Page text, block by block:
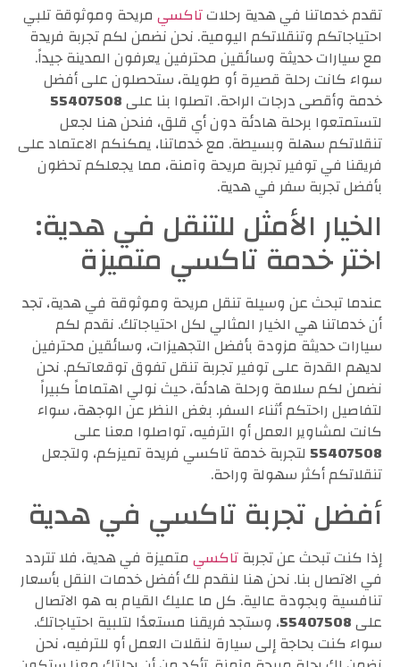
تقدم خدماتنا في هدية رحلاتتاكسيمريحة وموثوقة تلبي
احتياجاتكم وتنقلاتكم اليومية. نحن نضمن لكم تجربة فريدة
مع سيارات حديثة وسائقين محترفين يعرفون المدينة جيداً.
سواء كانت رحلة قصيرة أو طويلة، ستحصلون على أفضل
خدمة وأقصى درجات الراحة. اتصلوا بنا على55407508
لتستمتعوا برحلة هادئة دون أي قلق، فنحن هنا لجعل
تنقلاتكم سهلة وبسيطة. مع خدماتنا، يمكنكم الاعتماد على
فريقنا في توفير تجربة مريحة وآمنة، مما يجعلكم تحظون
بأفضل تجربة سفر في هدية.
الخيار الأمثل للتنقل في هدية:
اختر خدمة تاكسي متميزة
عندما تبحث عن وسيلة تنقل مريحة وموثوقة في هدية، تجد
أن خدماتنا هي الخيار المثالي لكل احتياجاتك. نقدم لكم
سيارات حديثة مزودة بأفضل التجهيزات، وسائقين محترفين
لديهم القدرة على توفير تجربة تنقل تفوق توقعاتكم. نحن
نضمن لكم سلامة ورحلة هادئة، حيث نولي اهتماماً كبيراً
لتفاصيل راحتكم أثناء السفر. بغض النظر عن الوجهة، سواء
كانت لمشاوير العمل أو الترفيه، تواصلوا معنا على
55407508لتجربة خدمة تاكسي فريدة تميزكم، ولتجعل
تنقلاتكم أكثر سهولة وراحة.
أفضل تجربة تاكسي في هدية
إذا كنت تبحث عن تجربةتاكسيمتميزة في هدية، فلا تتردد
في الاتصال بنا. نحن هنا لنقدم لك أفضل خدمات النقل بأسعار
تنافسية وبجودة عالية. كل ما عليك القيام به هو الاتصال
على55407508، وستجد فريقنا مستعدًا لتلبية احتياجاتك.
سواء كنت بحاجة إلى سيارة لنقلات العمل أو للترفيه، نحن